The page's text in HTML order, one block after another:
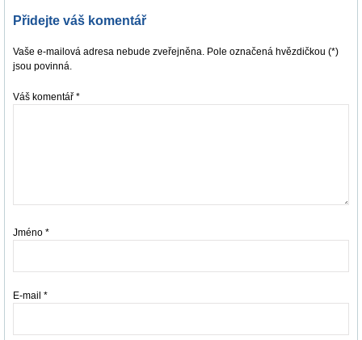
Přidejte váš komentář
Vaše e-mailová adresa nebude zveřejněna. Pole označená hvězdičkou (*)
jsou povinná.
Váš komentář *
Jméno *
E-mail *